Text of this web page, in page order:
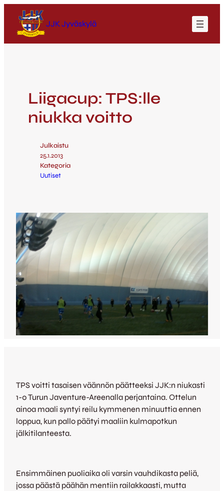
JJK Jyväskylä
Liigacup: TPS:lle
niukka voitto
Julkaistu
25.1.2013
Kategoria
Uutiset
TPS voitti tasaisen väännön päätteeksi JJK:n niukasti
1-0 Turun Javenture-Areenalla perjantaina. Ottelun
ainoa maali syntyi reilu kymmenen minuuttia ennen
loppua, kun pallo päätyi maaliin kulmapotkun
jälkitilanteesta.
Ensimmäinen puoliaika oli varsin vauhdikasta peliä,
jossa päästä päähän mentiin railakkaasti, mutta